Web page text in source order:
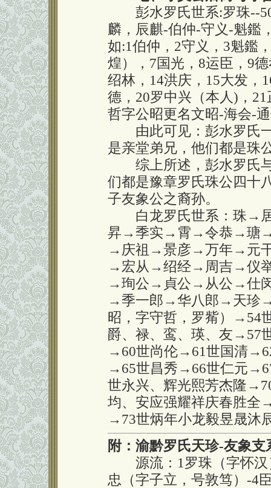
彭水罗氏世系:罗珠--50
麟，辰麒-伯仲-守义-魁
如:1伯仲，2守义，3魁鑑
煌），7国光，8运臣，9
绍林，14洪庆，15大发，
德，20罗中兴（本人)，
哲字公昭更名文昭-海会-
由此可见：彭水罗氏一
是亲堂弟兄，他们都是珠
综上所述，彭水罗氏与
们都是豫章罗氏珠公四十
子友象公之裔孙。
白龙罗氏世系：珠→
昇→季实→霄→令恭→瑭
→庆祖→景彦→万年→元
→宏从→绍经→周吉→仪
→珣公→貞公→从公→仕
→季一郎→华八郎→天珍
昭，字守哲，罗觜）→54
爵、禄、鸾、瑛、友→57
→60世尚伦→61世国清
→65世昌秀→66世仁元
世永兴、辉光熙芳杰隆
均、安应强耀祥庆春胜全
→73世炳年小龙毅昱晟沐
附：渝黔罗氏天珍-友象支
源流：1罗珠（字怀汉
忠（字子立，号敦笃）-4